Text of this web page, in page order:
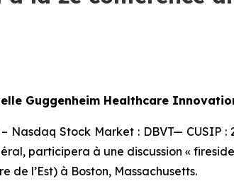
Guggenheim Healthcare
Nasdaq Stock Market : DBVT—
participera à une discussion «
de l’Est) à Boston, Massachusetts.